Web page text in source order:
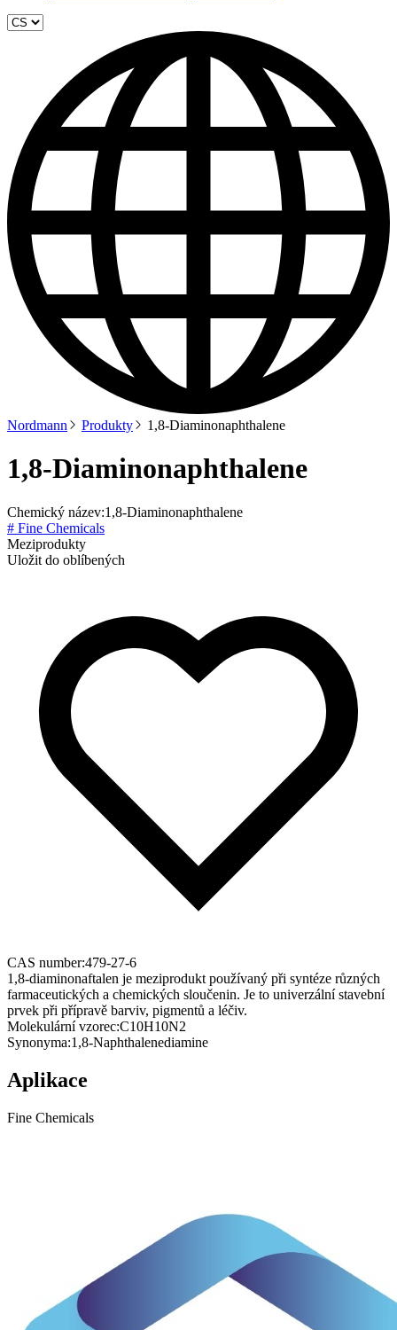
Nordmann Produkty 1,8-Diaminonaphthalene
1,8-Diaminonaphthalene
Chemický název:1,8-Diaminonaphthalene
# Fine Chemicals
Meziprodukty
Uložit do oblíbených
CAS number:479-27-6
1,8-diaminonaftalen je meziprodukt používaný při syntéze různých
farmaceutických a chemických sloučenin. Je to univerzální stavební
prvek při přípravě barviv, pigmentů a léčiv.
Molekulární vzorec:C10H10N2
Synonyma:1,8-Naphthalenediamine
Aplikace
Fine Chemicals